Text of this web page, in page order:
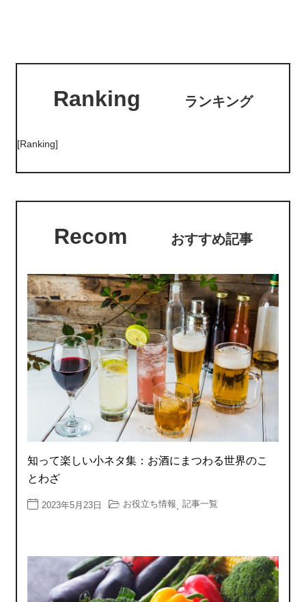
Ranking ランキング
[Ranking]
Recom おすすめ記事
知って楽しい小ネタ集：お酒にまつわる世界のこ
とわざ
2023年5月23日 お役立ち情報 記事一覧